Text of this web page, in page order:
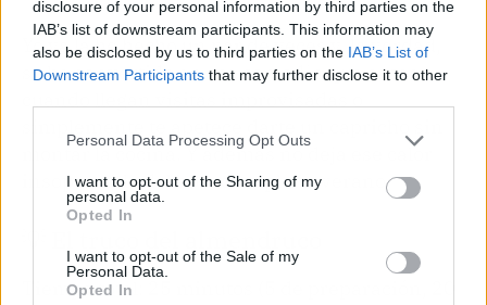
disclosure of your personal information by third parties on the
IAB’s list of downstream participants. This information may
also be disclosed by us to third parties on the IAB’s List of
Downstream Participants that may further disclose it to other
Personal Data Processing Opt Outs
I want to opt-out of the Sharing of my
personal data.
Opted In
I want to opt-out of the Sale of my
Personal Data.
Opted In
Yo ya la he hecho un par de veces y, la verdad,
se ha convertido en ese comodín que sacas
montar la cocina. Y además no deja ese calor
insoportable del horno en pleno verano.
Tiempo total: 25 minutos (5 de preparación, 20